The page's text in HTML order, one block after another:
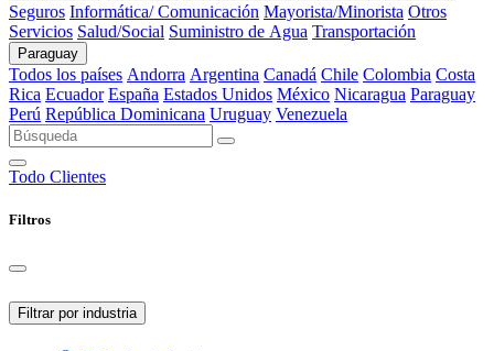
Seguros Informática/ Comunicación Mayorista/Minorista Otros
Servicios Salud/Social Suministro de Agua Transportación
Paraguay
Todos los países Andorra Argentina Canadá Chile Colombia Costa
Rica Ecuador España Estados Unidos México Nicaragua Paraguay
Perú República Dominicana Uruguay Venezuela
Todo Clientes
Filtros
Filtrar por industria